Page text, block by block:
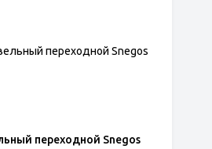
переходной Snegos